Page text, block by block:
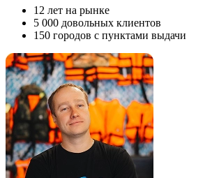
12 лет на рынке
5 000 довольных клиентов
150 городов с пунктами выдачи